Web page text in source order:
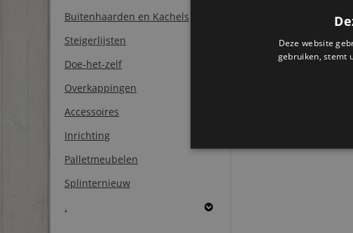
Buitenhaarden en Kachels
Steigerlijsten
Doe-het-zelf
Overkappingen
Accessoires
Inrichting
Palletmeubelen
Splinternieuw
.
Deze website
gebruiken, stemt